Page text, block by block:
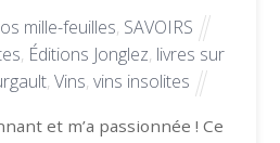
mille-feuilles, SAVOIRS
, Éditions Jonglez, livres sur
, Vins, vins insolites
et m’a passionnée ! Ce